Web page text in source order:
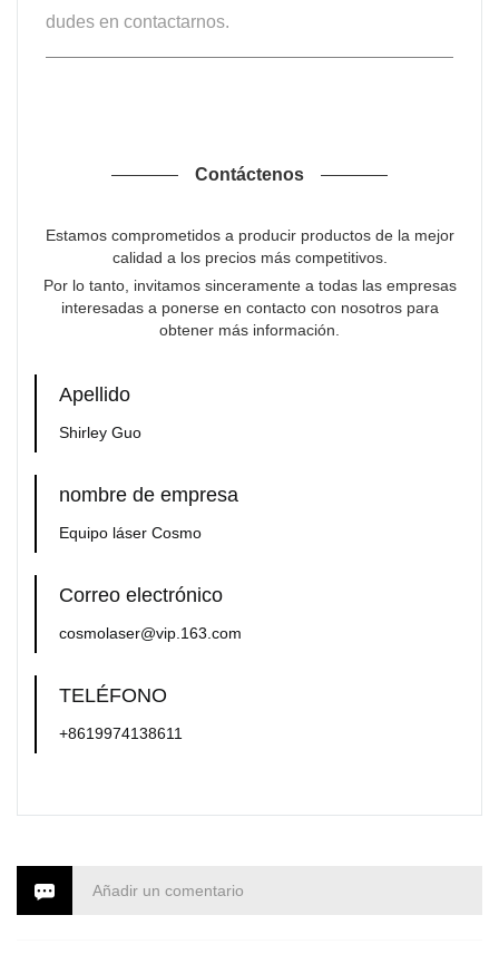
dudes en contactarnos.
Contáctenos
Estamos comprometidos a producir productos de la mejor
calidad a los precios más competitivos.
Por lo tanto, invitamos sinceramente a todas las empresas
interesadas a ponerse en contacto con nosotros para
obtener más información.
Apellido
Shirley Guo
nombre de empresa
Equipo láser Cosmo
Correo electrónico
cosmolaser@vip.163.com
TELÉFONO
+8619974138611
Añadir un comentario